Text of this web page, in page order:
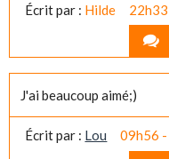
Écrit par : Hilde 22h33
J'ai beaucoup aimé;)
Écrit par : Lou 09h56 -